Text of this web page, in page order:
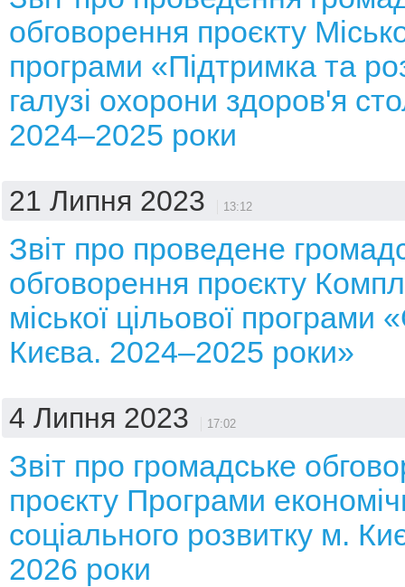
обговорення проєкту
програми «Підтримка та
галузі охорони здоров'я
2024–2025 роки
21 Липня 2023 13:12
Звіт про проведене
обговорення проєкту
міської цільової програми
Києва. 2024–2025 роки»
4 Липня 2023 17:02
Звіт про громадське
проєкту Програми
соціального розвитку м.
2026 роки